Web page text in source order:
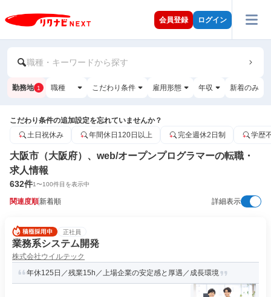
会員登録 ログイン
職種・キーワードから探す
勤務地 1 職種 こだわり条件 雇用形態 年収 新着のみ
こだわり条件の追加設定を忘れていませんか？
土日祝休み
年間休日120日以上 完全週休2日制 学歴
大阪市（大阪府）、web/オープンプログラマーの転職・
求人情報
632件1〜100件目を表示中
関連度順新着順 詳細表示
正社員
業務系システム開発
株式会社ウイルテック
年休125日／残業15h／上場企業の安定感と厚遇／成長環境